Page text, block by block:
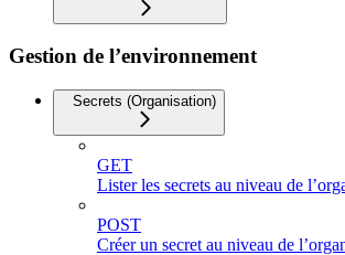
Gestion de l’environnement
Secrets (Organisation)
GET
Lister les secrets au niveau de
POST
Créer un secret au niveau de